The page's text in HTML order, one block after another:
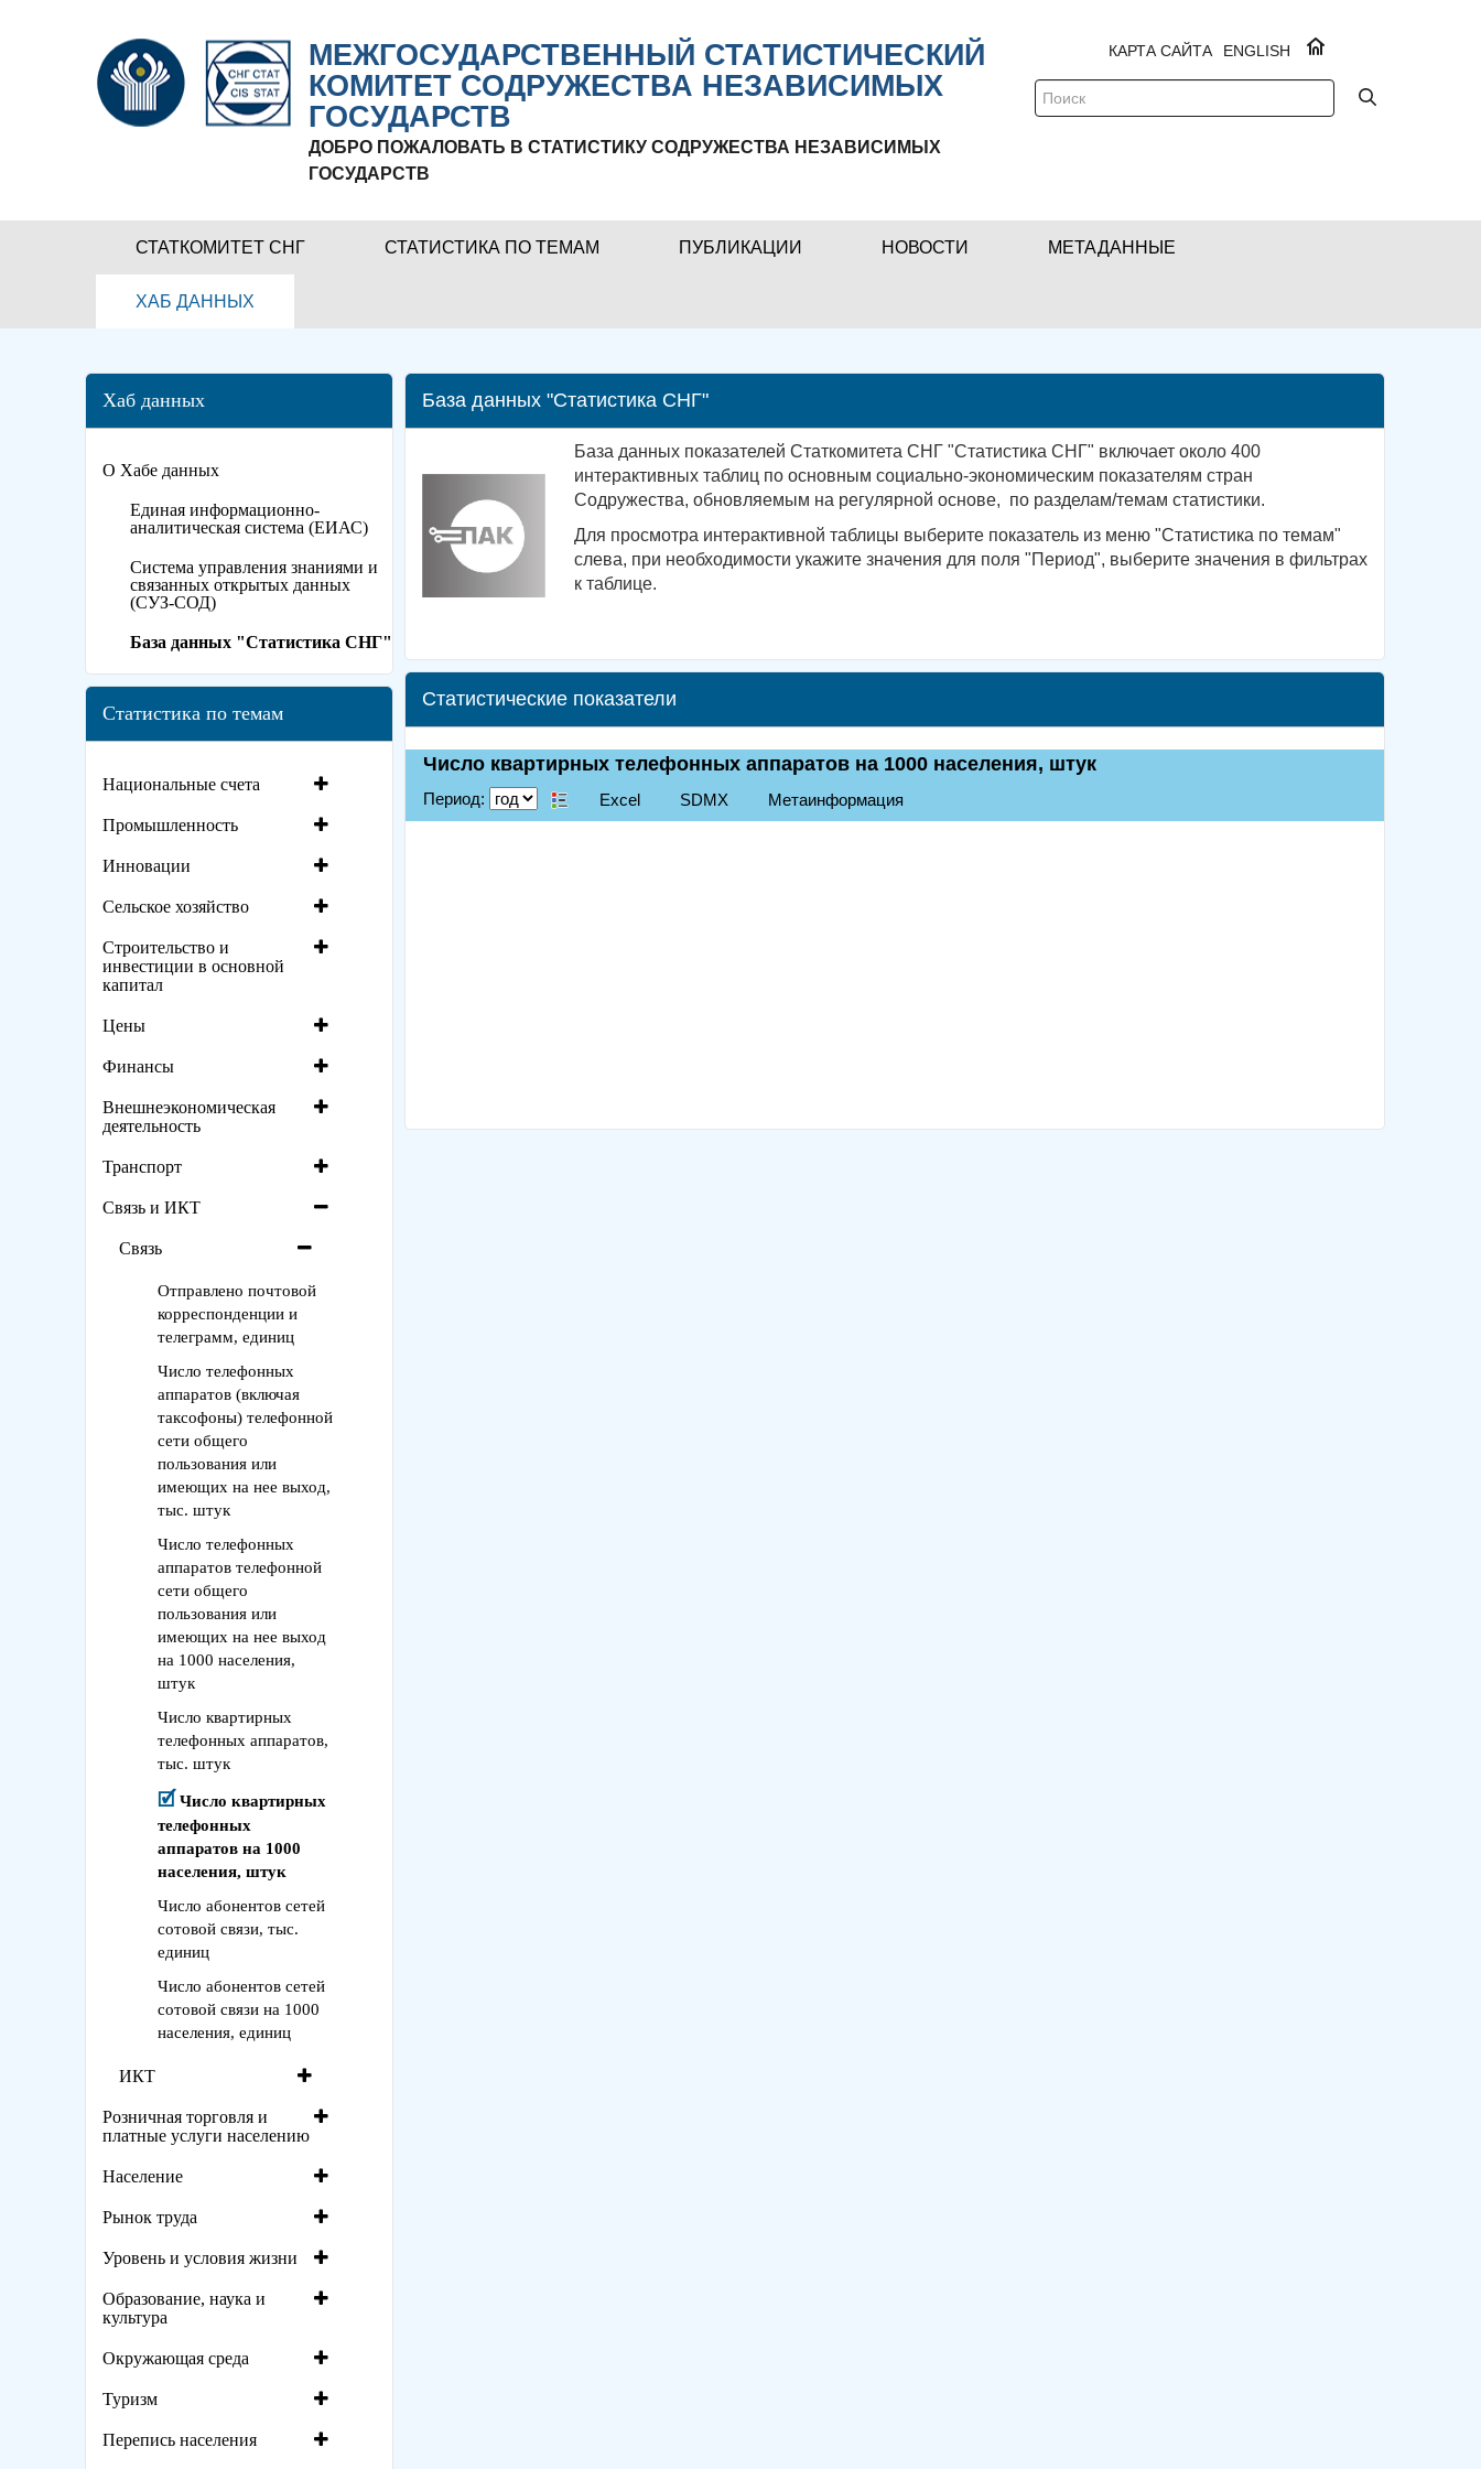
МЕЖГОСУДАРСТВЕННЫЙ СТАТИСТИЧЕСКИЙ
КОМИТЕТ СОДРУЖЕСТВА НЕЗАВИСИМЫХ
ГОСУДАРСТВ
ДОБРО ПОЖАЛОВАТЬ В СТАТИСТИКУ СОДРУЖЕСТВА НЕЗАВИСИМЫХ
ГОСУДАРСТВ
ENGLISH
КАРТА САЙТА
СТАТКОМИТЕТ СНГ СТАТИСТИКА ПО ТЕМАМ ПУБЛИКАЦИИ НОВОСТИ МЕТАДАННЫЕ
ХАБ ДАННЫХ
Хаб данных
О Хабе данных
Единая информационно-
аналитическая система (ЕИАС)
Система управления знаниями и
связанных открытых данных
(СУЗ-СОД)
База данных "Статистика СНГ"
Статистика по темам
Национальные счета
Промышленность
Инновации
Сельское хозяйство
Строительство и
инвестиции в основной
капитал
Цены
Финансы
Внешнеэкономическая
деятельность
Транспорт
Связь и ИКТ
Связь
Отправлено почтовой
корреспонденции и
телеграмм, единиц
Число телефонных
аппаратов (включая
таксофоны) телефонной
сети общего
пользования или
имеющих на нее выход,
тыс. штук
Число телефонных
аппаратов телефонной
сети общего
пользования или
имеющих на нее выход
на 1000 населения,
штук
Число квартирных
телефонных аппаратов,
тыс. штук
Число квартирных
телефонных
аппаратов на 1000
населения, штук
Число абонентов сетей
сотовой связи, тыс.
единиц
Число абонентов сетей
сотовой связи на 1000
населения, единиц
ИКТ
Розничная торговля и
платные услуги населению
Население
Рынок труда
Уровень и условия жизни
Образование, наука и
культура
Окружающая среда
Туризм
Перепись населения
База данных "Статистика СНГ"
База данных показателей Статкомитета СНГ "Статистика СНГ" включает около 400
интерактивных таблиц по основным социально-экономическим показателям стран
Содружества, обновляемым на регулярной основе, по разделам/темам статистики.
Для просмотра интерактивной таблицы выберите показатель из меню "Статистика по темам"
слева, при необходимости укажите значения для поля "Период", выберите значения в фильтрах
к таблице.
Статистические показатели